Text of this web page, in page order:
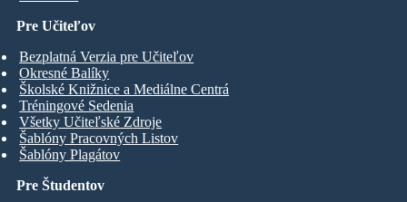
Pre Študentov
Pre Učiteľov
Bezplatná Verzia pre Učiteľov
Okresné Balíky
Školské Knižnice a Mediálne Centrá
Tréningové Sedenia
Všetky Učiteľské Zdroje
Šablóny Pracovných Listov
Šablóny Plagátov